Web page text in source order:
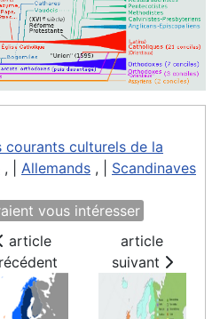
courants culturels de la
, | Allemands , | Scandinaves
vous intéresser
article
article
suivant